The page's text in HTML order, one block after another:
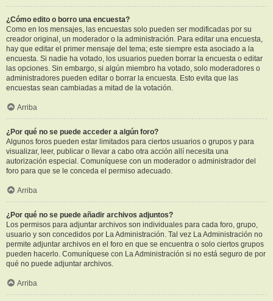
¿Cómo edito o borro una encuesta?
Como en los mensajes, las encuestas solo pueden ser modificadas por su
creador original, un moderador o la administración. Para editar una encuesta,
hay que editar el primer mensaje del tema; este siempre esta asociado a la
encuesta. Si nadie ha votado, los usuarios pueden borrar la encuesta o editar
las opciones. Sin embargo, si algún miembro ha votado, solo moderadores o
administradores pueden editar o borrar la encuesta. Esto evita que las
encuestas sean cambiadas a mitad de la votación.
Arriba
¿Por qué no se puede acceder a algún foro?
Algunos foros pueden estar limitados para ciertos usuarios o grupos y para
visualizar, leer, publicar o llevar a cabo otra acción allí necesita una
autorización especial. Comuníquese con un moderador o administrador del
foro para que se le conceda el permiso adecuado.
Arriba
¿Por qué no se puede añadir archivos adjuntos?
Los permisos para adjuntar archivos son individuales para cada foro, grupo,
usuario y son concedidos por La Administración. Tal vez La Administración no
permite adjuntar archivos en el foro en que se encuentra o solo ciertos grupos
pueden hacerlo. Comuníquese con La Administración si no está seguro de por
qué no puede adjuntar archivos.
Arriba